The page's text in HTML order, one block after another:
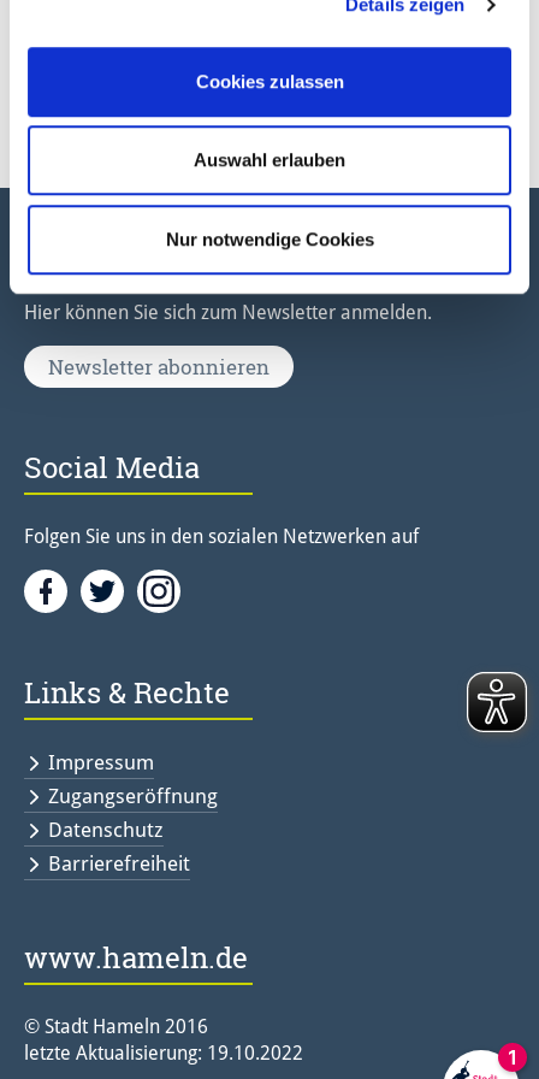
Details zeigen
Cookies zulassen
Auswahl erlauben
Nur notwendige Cookies
Hameln für Zuhause
Newsletter
Hier können Sie sich zum Newsletter anmelden.
Newsletter abonnieren
Social Media
Folgen Sie uns in den sozialen Netzwerken auf
FacebookTwitter<
Links & Rechte
Impressum
Zugangseröffnung
Datenschutz
Barrierefreiheit
www.hameln.de
© Stadt Hameln 2016
letzte Aktualisierung: 19.10.2022